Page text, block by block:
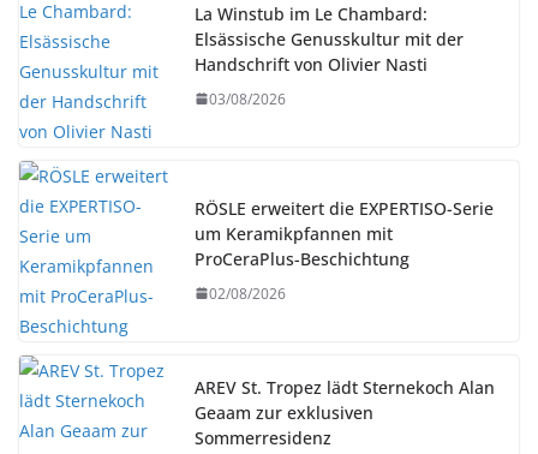
La Winstub im Le Chambard:
Elsässische Genusskultur mit der
Handschrift von Olivier Nasti
03/08/2026
RÖSLE erweitert die EXPERTISO-Serie
um Keramikpfannen mit
ProCeraPlus-Beschichtung
02/08/2026
AREV St. Tropez lädt Sternekoch Alan
Geaam zur exklusiven
Sommerresidenz